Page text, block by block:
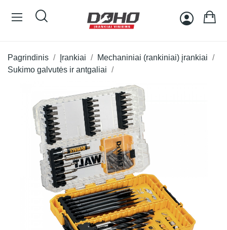
Pagrindinis Įrankiai
Mechaniniai (rankiniai) įrankiai
Sukimo galvutės ir antgaliai